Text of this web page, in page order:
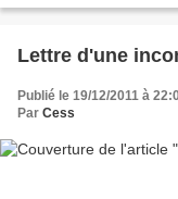
Lettre d'une
Publié le 19/12/2011 à
Par Cess